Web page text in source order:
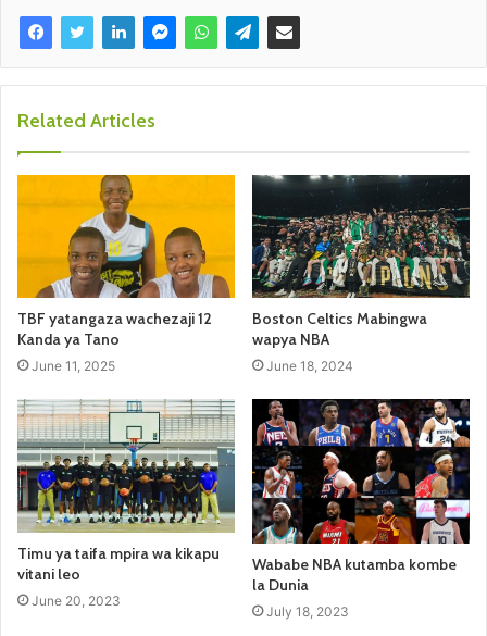
Related Articles
TBF yatangaza wachezaji 12
Kanda ya Tano
June 11, 2025
Boston Celtics Mabingwa
wapya NBA
June 18, 2024
Timu ya taifa mpira wa kikapu
vitani leo
June 20, 2023
Wababe NBA kutamba kombe
la Dunia
July 18, 2023